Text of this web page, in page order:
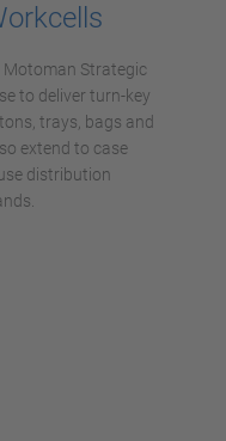
Consent
Strategic
to deliver turn-key
trays, bags and
extend to case
distribution